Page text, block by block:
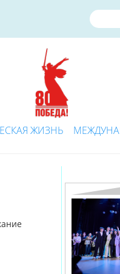
ЖИЗНЬ